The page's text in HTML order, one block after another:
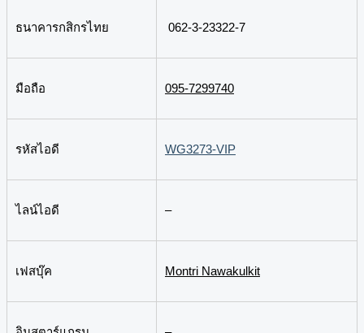
ธนาคารกสิกรไทย 062-3-23322-7
มือถือ 095-7299740
รหัสไอดี WG3273-VIP
ไลน์ไอดี –
เฟสบุ๊ค Montri Nawakulkit